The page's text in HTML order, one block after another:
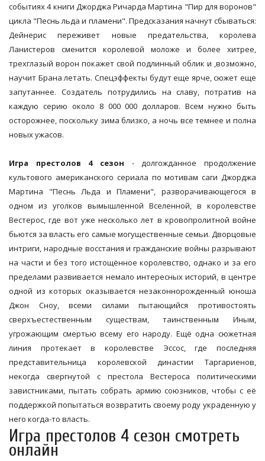
событиях 4 книги Джорджа Ричарда Мартина "Пир для воронов"
цикла "Песнь льда и пламени". Предсказания начнут сбываться:
Дейнерис переживет новые предательства, королева
Ланистеров сменится королевой моложе и более хитрее,
трехглазый ворон покажет свой подлинный облик и ,возможно,
научит Брана летать. Спецэффекты будут еще ярче, сюжет еще
запутаннее. Создатель потрудились на славу, потратив на
каждую серию около 8 000 000 долларов. Всем нужно быть
осторожнее, поскольку зима близко, а ночь все темнее и полна
новых ужасов.
Игра престолов 4 сезон - долгожданное продолжение
культового американского сериала по мотивам саги Джорджа
Мартина "Песнь Льда и Пламени", разворачивающегося в
одном из уголков вымышленной Вселенной, в королевстве
Вестерос, где вот уже несколько лет в кровопролитной войне
бьются за власть его самые могущественные семьи. Дворцовые
интриги, народные восстания и гражданские войны разрывают
на части и без того истощённое королевство, однако и за его
пределами развивается немало интересных историй, в центре
одной из которых оказывается незаконнорожденный юноша
Джон Сноу, всеми силами пытающийся противостоять
сверхъестественным существам, таинственным Иным,
угрожающим смертью всему его народу. Ещё одна сюжетная
линия протекает в королевстве Эссос, где последняя
представительница королевской династии Таргариенов,
некогда свергнутой с престола Вестероса политическими
завистниками, пытать собрать армию союзников, чтобы с её
поддержкой попытаться возвратить своему роду украденную у
него когда-то власть.
Игра престолов 4 сезон смотреть
онлайн